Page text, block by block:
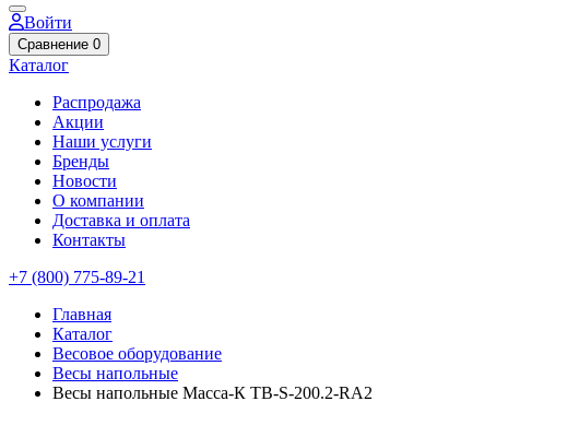
Войти
Сравнение 0
Каталог
Распродажа
Акции
Наши услуги
Бренды
Новости
О компании
Доставка и оплата
Контакты
+7 (800) 775-89-21
Главная
Каталог
Весовое оборудование
Весы напольные
Весы напольные Масса-К TB-S-200.2-RA2